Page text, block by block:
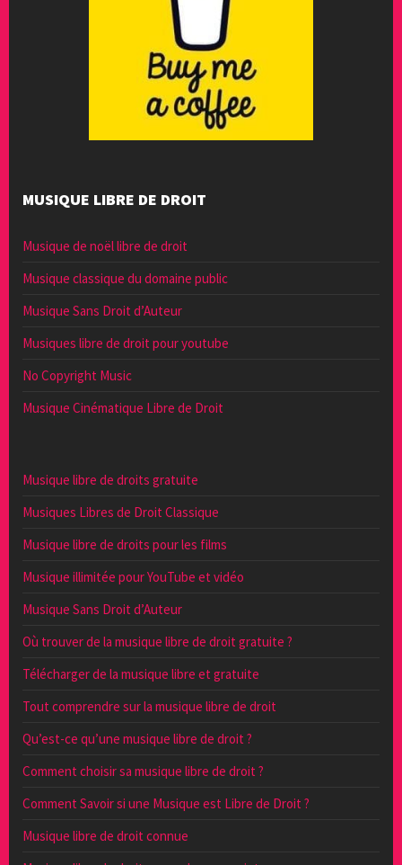
MUSIQUE LIBRE DE DROIT
Musique de noël libre de droit
Musique classique du domaine public
Musique Sans Droit d’Auteur
Musiques libre de droit pour youtube
No Copyright Music
Musique Cinématique Libre de Droit
Musique libre de droits gratuite
Musiques Libres de Droit Classique
Musique libre de droits pour les films
Musique illimitée pour YouTube et vidéo
Musique Sans Droit d’Auteur
Où trouver de la musique libre de droit gratuite ?
Télécharger de la musique libre et gratuite
Tout comprendre sur la musique libre de droit
Qu’est-ce qu’une musique libre de droit ?
Comment choisir sa musique libre de droit ?
Comment Savoir si une Musique est Libre de Droit ?
Musique libre de droit connue